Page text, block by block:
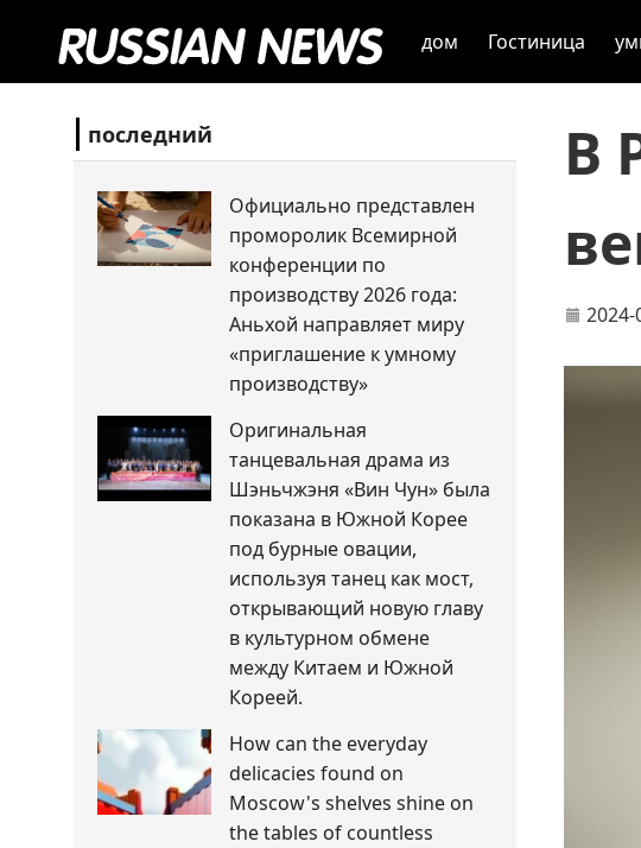
дом Гостиница
последний
Официально представлен
проморолик Всемирной
конференции по
производству 2026 года:
Аньхой направляет миру
«приглашение к умному
производству»
Оригинальная
танцевальная драма из
Шэньчжэня «Вин Чун» была
показана в Южной Корее
под бурные овации,
используя танец как мост,
открывающий новую главу
в культурном обмене
между Китаем и Южной
Кореей.
How can the everyday
delicacies found on
Moscow's shelves shine on
the tables of countless
В